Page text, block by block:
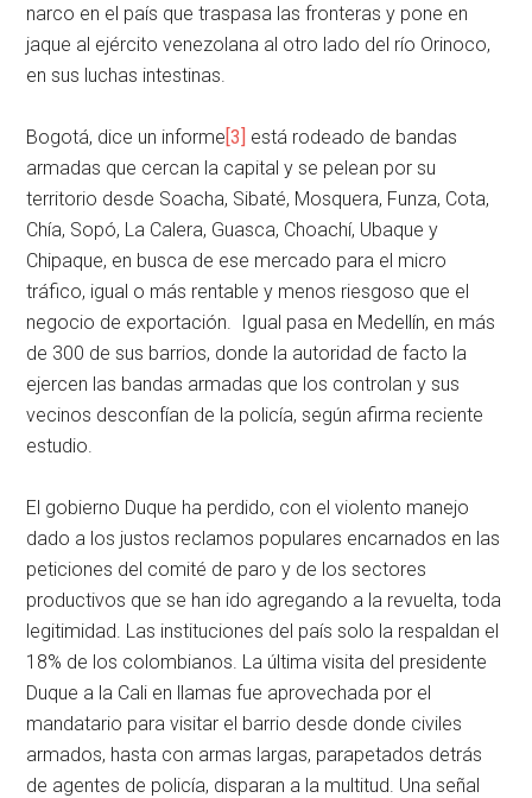
narco en el país que traspasa las fronteras y pone en
jaque al ejército venezolana al otro lado del río Orinoco,
en sus luchas intestinas.
Bogotá, dice un informe[3] está rodeado de bandas
armadas que cercan la capital y se pelean por su
territorio desde Soacha, Sibaté, Mosquera, Funza, Cota,
Chía, Sopó, La Calera, Guasca, Choachí, Ubaque y
Chipaque, en busca de ese mercado para el micro
tráfico, igual o más rentable y menos riesgoso que el
negocio de exportación. Igual pasa en Medellín, en más
de 300 de sus barrios, donde la autoridad de facto la
ejercen las bandas armadas que los controlan y sus
vecinos desconfían de la policía, según afirma reciente
estudio.
El gobierno Duque ha perdido, con el violento manejo
dado a los justos reclamos populares encarnados en las
peticiones del comité de paro y de los sectores
productivos que se han ido agregando a la revuelta, toda
legitimidad. Las instituciones del país solo la respaldan el
18% de los colombianos. La última visita del presidente
Duque a la Cali en llamas fue aprovechada por el
mandatario para visitar el barrio desde donde civiles
armados, hasta con armas largas, parapetados detrás
de agentes de policía, disparan a la multitud. Una señal